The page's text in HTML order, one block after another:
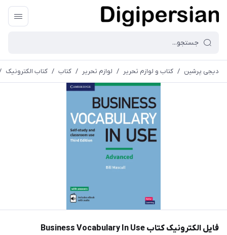
دیجی پرشین / کتاب و لوازم تحریر / لوازم تحریر / کتاب / کتاب الکترونیک
فایل الکترونیک کتاب Business Vocabulary In Use